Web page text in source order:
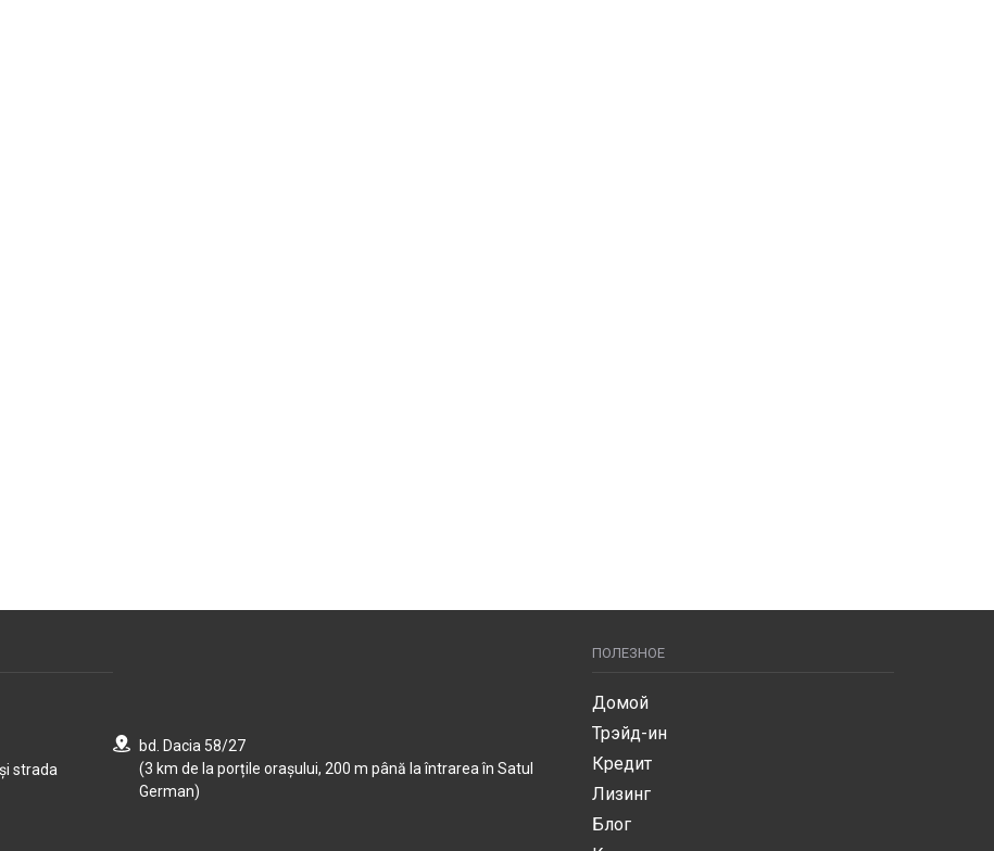
strada
bd. Dacia 58/27
(3 km de la porțile orașului, 200 m până la întrarea în Satul
German)
ПОЛЕЗНОЕ
Домой
Трэйд-ин
Кредит
Лизинг
Блог